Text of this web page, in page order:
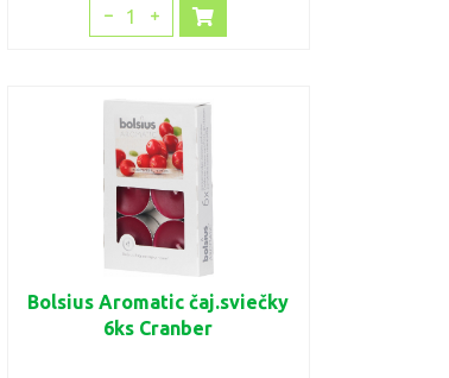
1
Bolsius Aromatic čaj.sviečky
6ks Cranber